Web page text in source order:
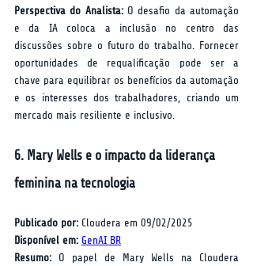
Perspectiva do Analista: O desafio da automação
e da IA coloca a inclusão no centro das
discussões sobre o futuro do trabalho. Fornecer
oportunidades de requalificação pode ser a
chave para equilibrar os benefícios da automação
e os interesses dos trabalhadores, criando um
mercado mais resiliente e inclusivo.
6. Mary Wells e o impacto da liderança
feminina na tecnologia
Publicado por: Cloudera em 09/02/2025
Disponível em: GenAI BR
Resumo: O papel de Mary Wells na Cloudera